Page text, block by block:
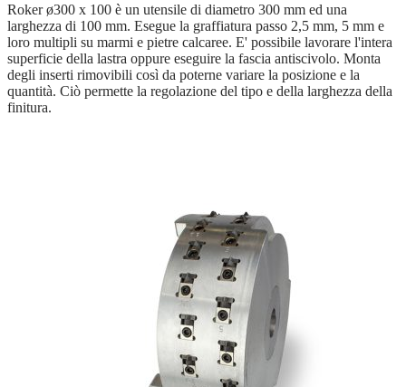
Roker ø300 x 100 è un utensile di diametro 300 mm ed una
larghezza di 100 mm. Esegue la graffiatura passo 2,5 mm, 5 mm e
loro multipli su marmi e pietre calcaree. E' possibile lavorare l'intera
superficie della lastra oppure eseguire la fascia antiscivolo. Monta
degli inserti rimovibili così da poterne variare la posizione e la
quantità. Ciò permette la regolazione del tipo e della larghezza della
finitura.